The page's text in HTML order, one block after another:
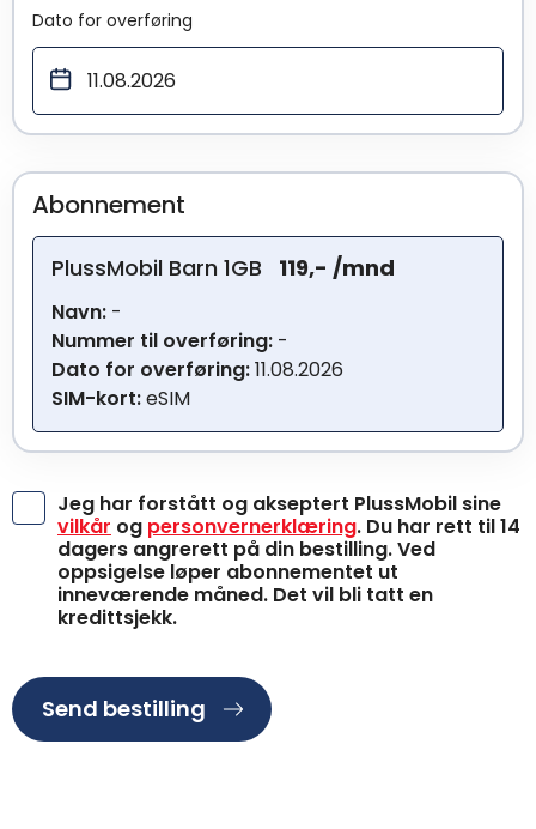
Dato for overføring
Abonnement
PlussMobil Barn 1GB 119,- /mnd
Navn: -
Nummer til overføring: -
Dato for overføring:11.08.2026
SIM-kort:eSIM
Jeg har forstått og akseptert PlussMobil sine
vilkår og personvernerklæring. Du har rett til 14
dagers angrerett på din bestilling. Ved
oppsigelse løper abonnementet ut
inneværende måned. Det vil bli tatt en
kredittsjekk.
Send bestilling